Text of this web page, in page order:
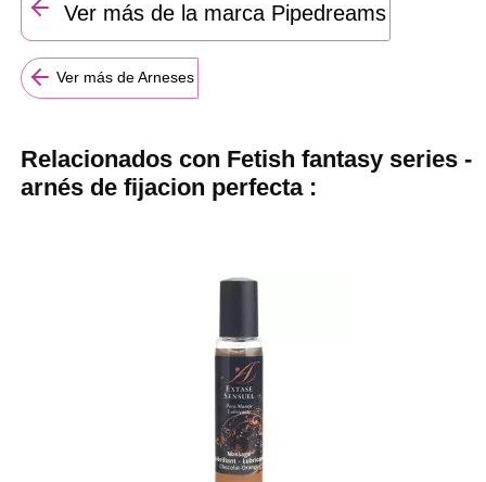
Ver más de la marca Pipedreams
Ver más de Arneses
Relacionados con Fetish fantasy series -
arnés de fijacion perfecta :